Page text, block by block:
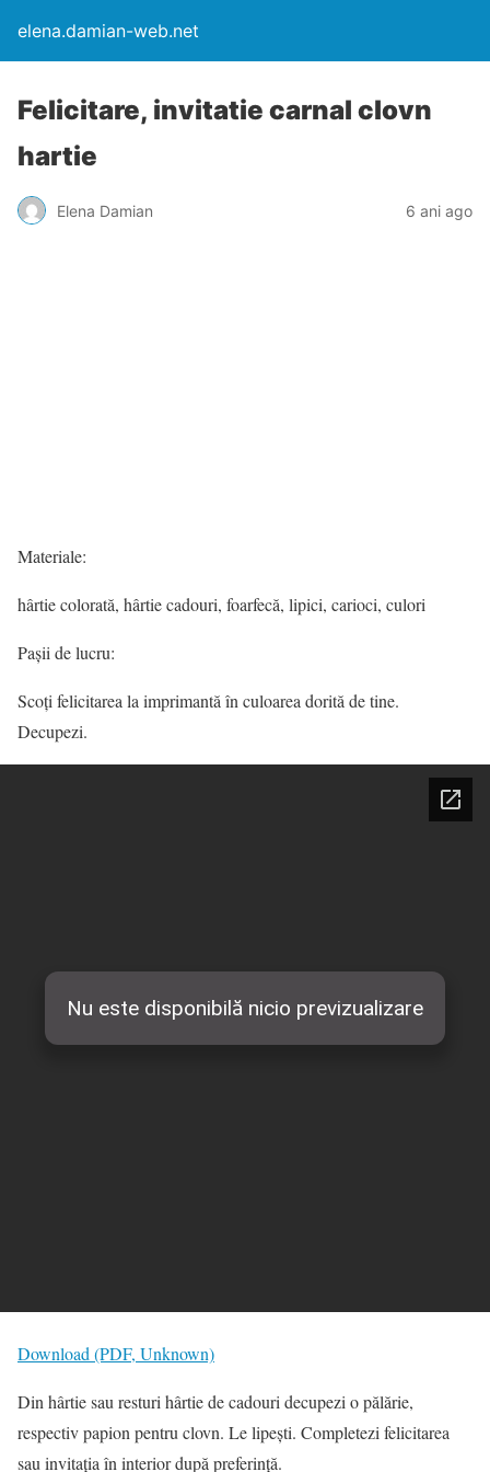
elena.damian-web.net
Felicitare, invitatie carnal clovn
hartie
Elena Damian 6 ani ago
Materiale:
hârtie colorată, hârtie cadouri, foarfecă, lipici, carioci, culori
Pașii de lucru:
Scoți felicitarea la imprimantă în culoarea dorită de tine.
Decupezi.
Download (PDF, Unknown)
Din hârtie sau resturi hârtie de cadouri decupezi o pălărie,
respectiv papion pentru clovn. Le lipești. Completezi felicitarea
sau invitația în interior după preferință.